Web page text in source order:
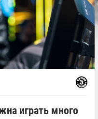
играть много